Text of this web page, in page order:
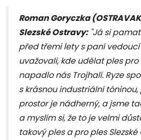
Roman Goryczka
Slezské Ostravy:"Já si
před třemi lety s paní
uvažovali, kde udělat ples
napadlo nás Trojhalí. Ryze
s krásnou industriální
prostor je nádherný, a jsme
a myslím si, že to je velmi
takový ples a pro ples